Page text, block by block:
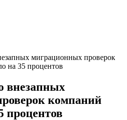
миграционных проверок
на 35 процентов
внезапных
компаний
процентов